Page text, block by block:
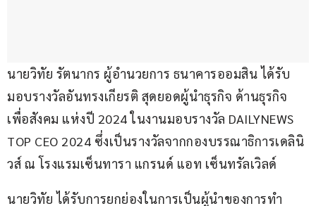
นายวิทัย รัตนากร ผู้อำนวยการ ธนาคารออมสิน ได้รับ
มอบรางวัลอันทรงเกียรติ สุดยอดผู้นำธุรกิจ ด้านธุรกิจ
เพื่อสังคม แห่งปี 2024 ในงานมอบรางวัล DAILYNEWS
TOP CEO 2024 ซึ่งเป็นรางวัลจากกองบรรณาธิการเดลินิ
วส์ ณ โรงแรมเซ็นทารา แกรนด์ แอท เซ็นทรัลเวิลด์
นายวิทัย ได้รับการยกย่องในการเป็นผู้นำของการทำ